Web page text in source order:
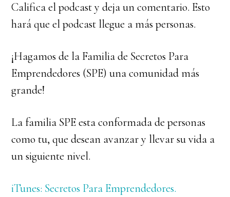
Califica el podcast y deja un comentario. Esto
hará que el podcast llegue a más personas.
¡Hagamos de la Familia de Secretos Para
Emprendedores (SPE) una comunidad más
grande!
La familia SPE esta conformada de personas
como tu, que desean avanzar y llevar su vida a
un siguiente nivel.
iTunes: Secretos Para Emprendedores.